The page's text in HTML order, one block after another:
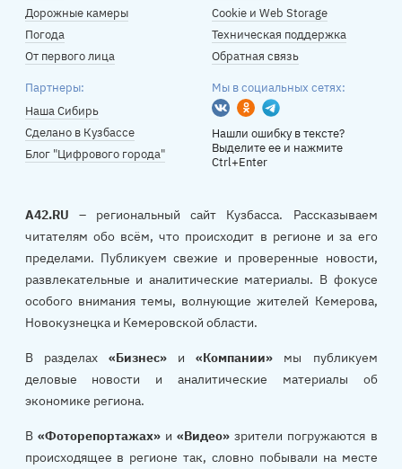
Дорожные камеры
Погода
От первого лица
Cookie и Web Storage
Техническая поддержка
Обратная связь
Партнеры:
Наша Сибирь
Сделано в Кузбассе
Блог "Цифрового города"
Мы в социальных сетях:
Вконтакте
Одноклассники
Telegram
Нашли ошибку в тексте?
Выделите ее и нажмите
Ctrl+Enter
A42.RU – региональный сайт Кузбасса. Рассказываем
читателям обо всём, что происходит в регионе и за его
пределами. Публикуем свежие и проверенные новости,
развлекательные и аналитические материалы. В фокусе
особого внимания темы, волнующие жителей Кемерова,
Новокузнецка и Кемеровской области.
В разделах «Бизнес»и«Компании» мы публикуем
деловые новости и аналитические материалы об
экономике региона.
В «Фоторепортажах»и«Видео» зрители погружаются в
происходящее в регионе так, словно побывали на месте